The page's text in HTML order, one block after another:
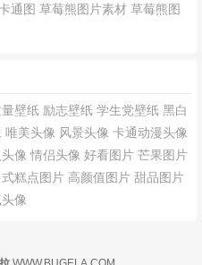
通图 草莓熊图片素材 草莓熊图
壁纸 励志壁纸 学生党壁纸 黑白
唯美头像 风景头像 卡通动漫头像
像 情侣头像 好看图片 芒果图片
式糕点图片 高颜值图片 甜品图片
像